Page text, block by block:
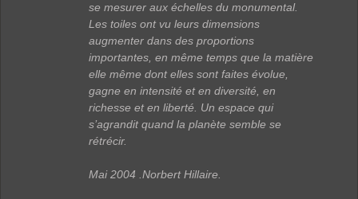
QUI EST L’ARTISTE ?
se mesurer aux échelles du monumental.
Les toiles ont vu leurs dimensions
augmenter dans des proportions
importantes, en même temps que la matière
elle même dont elles sont faites évolue,
gagne en intensité et en diversité, en
richesse et en liberté. Un espace qui
s’agrandit quand la planète semble se
rétrécir.
Mai 2004 .Norbert Hillaire.